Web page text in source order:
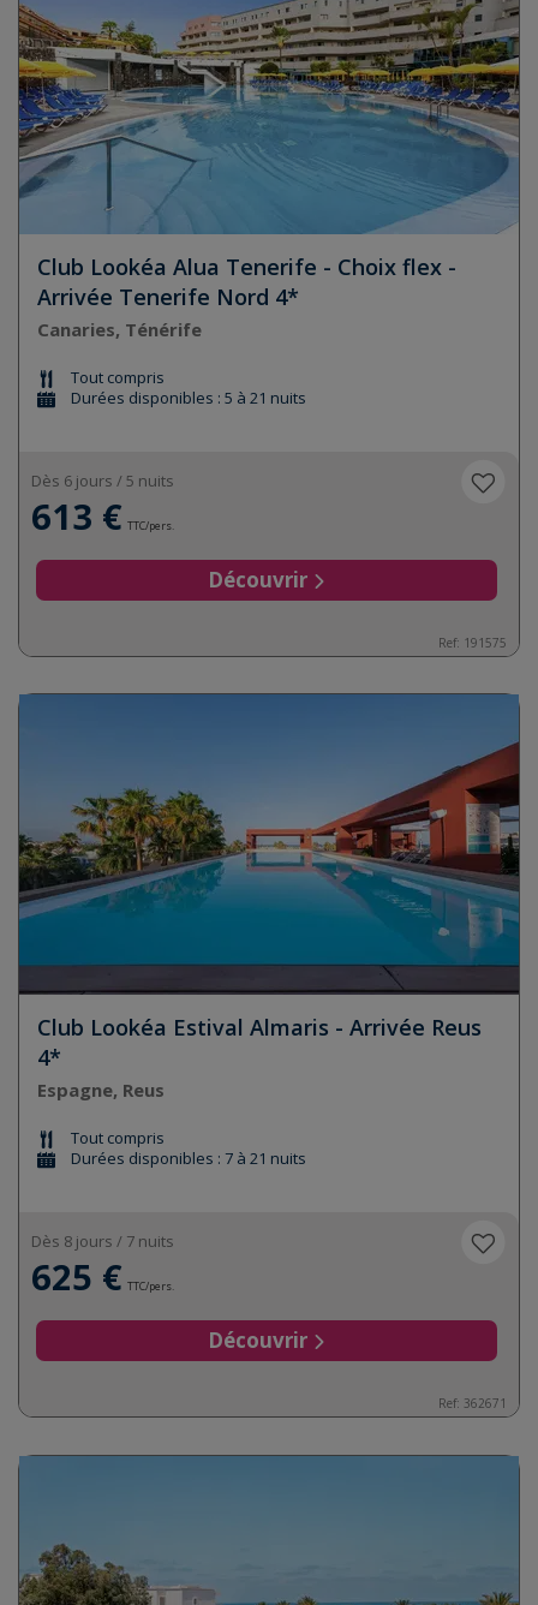
Club Lookéa Alua Tenerife - Choix flex -
Arrivée Tenerife Nord 4*
Canaries, Ténérife
Tout compris
Durées disponibles : 5 à 21 nuits
Dès 6 jours / 5 nuits
613 € TTC/pers.
Découvrir
Ref: 191575
Club Lookéa Estival Almaris - Arrivée Reus
4*
Espagne, Reus
Tout compris
Durées disponibles : 7 à 21 nuits
Dès 8 jours / 7 nuits
625 € TTC/pers.
Découvrir
Ref: 362671